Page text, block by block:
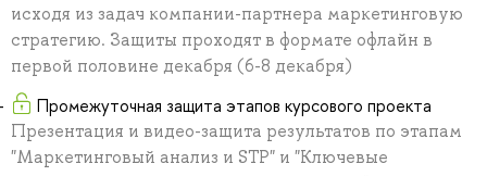
исходя из задач компании-партнера маркетинговую
стратегию. Защиты проходят в формате офлайн в
первой половине декабря (6-8 декабря)
Промежуточная защита этапов курсового проекта
Презентация и видео-защита результатов по этапам
"Маркетинговый анализ и STP" и "Ключевые